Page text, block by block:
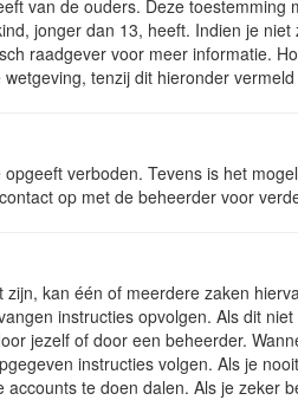
van de ouders. Deze toestemming
jonger dan 13, heeft. Indien je
raadgever voor meer informatie.
tenzij dit hieronder
verboden. Tevens is het
op met de beheerder voor
kan één of meerdere zaken
instructies opvolgen. Als dit
jezelf of door een beheerder.
instructies volgen. Als je
te doen dalen. Als je zeker